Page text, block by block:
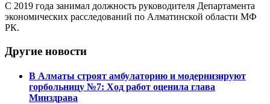
С 2019 года занимал должность руководителя Департамента
экономических расследований по Алматинской области МФ
РК.
Другие новости
В Алматы строят амбулаторию и модернизируют
горбольницу №7: Ход работ оценила глава
Минздрава